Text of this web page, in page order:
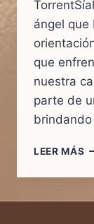
ángel que
que
nuestra
parte de
LEER MÁS